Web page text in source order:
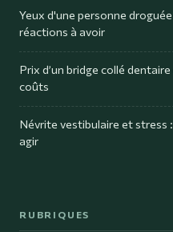
Yeux d'une personne
réactions à avoir
Prix d’un bridge collé
coûts
Névrite vestibulaire et stress
agir
RUBRIQUES